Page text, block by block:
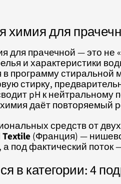
для
для прачечной — это не
и характеристики
в программу
стирку,
pH к нейтральному
даёт повторяемый
средств от
Textile(Франция) —
под фактический
в категории: 4